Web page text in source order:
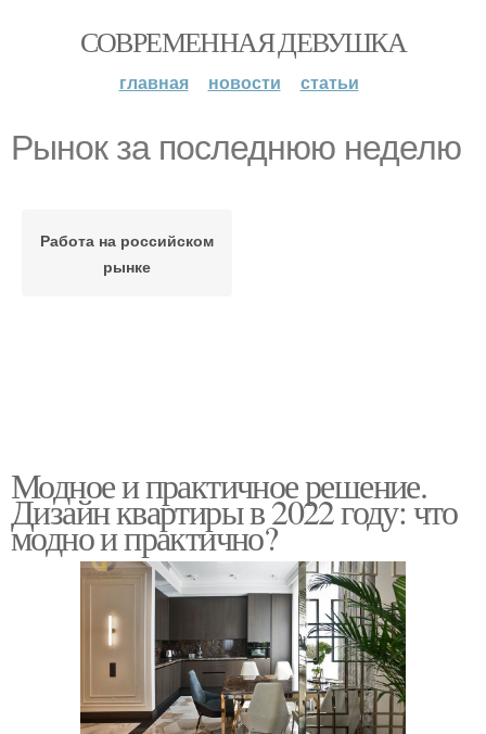
СОВРЕМЕННАЯ ДЕВУШКА
главная новости статьи
Рынок за последнюю неделю
Работа на российском
рынке
Модное и практичное решение.
Дизайн квартиры в 2022 году: что
модно и практично?